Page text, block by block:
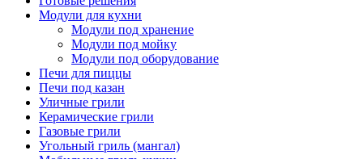
Модули для кухни
Модули под хранение
Модули под мойку
Модули под оборудование
Печи для пиццы
Печи под казан
Уличные грили
Керамические грили
Газовые грили
Угольный гриль (мангал)